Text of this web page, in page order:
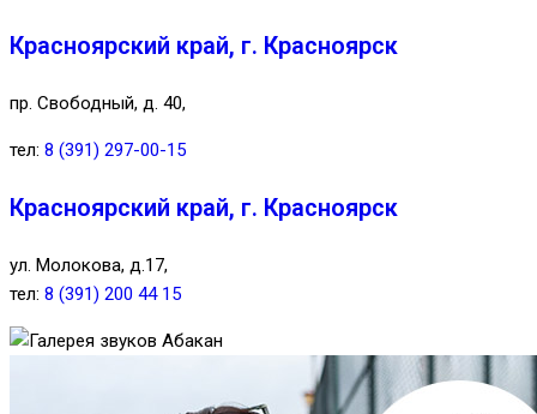
Красноярский край, г. Красноярск
пр. Свободный, д. 40,
тел: 8 (391) 297-00-15
Красноярский край, г. Красноярск
ул. Молокова, д.17,
тел: 8 (391) 200 44 15